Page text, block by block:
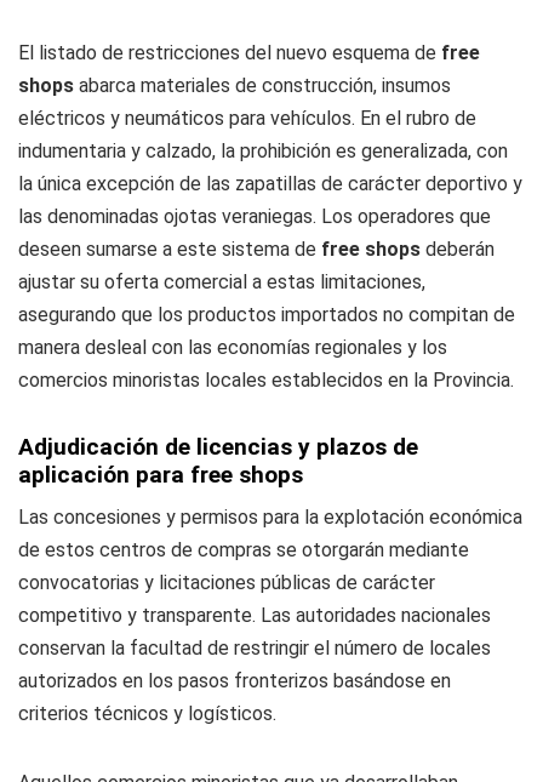
El listado de restricciones del nuevo esquema de free
shops abarca materiales de construcción, insumos
eléctricos y neumáticos para vehículos. En el rubro de
indumentaria y calzado, la prohibición es generalizada, con
la única excepción de las zapatillas de carácter deportivo y
las denominadas ojotas veraniegas. Los operadores que
deseen sumarse a este sistema de free shops deberán
ajustar su oferta comercial a estas limitaciones,
asegurando que los productos importados no compitan de
manera desleal con las economías regionales y los
comercios minoristas locales establecidos en la Provincia.
Adjudicación de licencias y plazos de
aplicación para free shops
Las concesiones y permisos para la explotación económica
de estos centros de compras se otorgarán mediante
convocatorias y licitaciones públicas de carácter
competitivo y transparente. Las autoridades nacionales
conservan la facultad de restringir el número de locales
autorizados en los pasos fronterizos basándose en
criterios técnicos y logísticos.